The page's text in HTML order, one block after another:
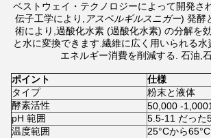
ベストウェイ・テクノロジーによって開発さ
伝子工学により,
アスペルギルスニガー) 発酵
術により,過酸化水素 (過酸化水素) の分解を
と水に変換できます.繊維に広く用いられる水
エネルギー消費を削減する. 石油,
ポイント
仕様
タイプ
粉末と液体
酵素活性
50,000 -
pH 範囲
5.5-11 だった
温度範囲
25°Cから65°C